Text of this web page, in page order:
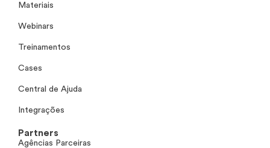
Materiais
Webinars
Treinamentos
Cases
Central de Ajuda
Integrações
Partners
Agências Parceiras